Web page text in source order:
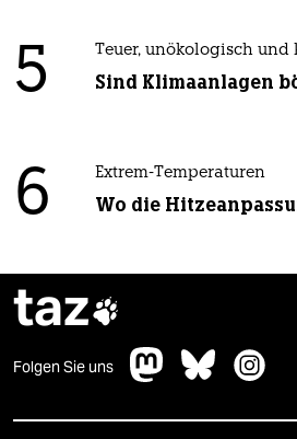
5 Teuer, unökologisch und
Sind Klimaanlagen
6 Extrem-Temperaturen
Wo die
taz
Folgen Sie uns